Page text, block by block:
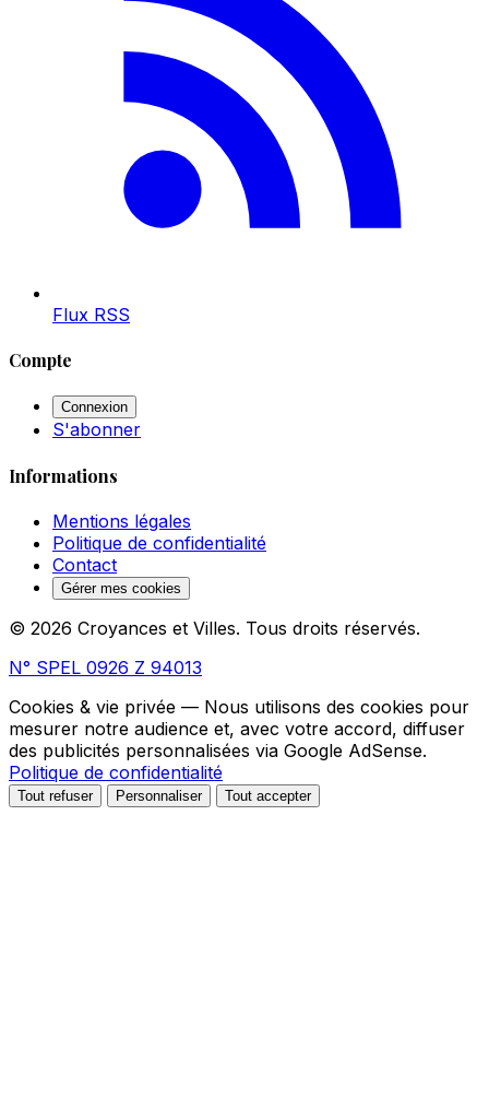
Flux RSS
Compte
Connexion
S'abonner
Informations
Mentions légales
Politique de confidentialité
Contact
Gérer mes cookies
© 2026 Croyances et Villes. Tous droits réservés.
N° SPEL 0926 Z 94013
Cookies & vie privée — Nous utilisons des cookies pour
mesurer notre audience et, avec votre accord, diffuser
des publicités personnalisées via Google AdSense.
Politique de confidentialité
Tout refuser Personnaliser Tout accepter